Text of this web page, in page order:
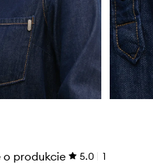
o produkcie 5.0 1